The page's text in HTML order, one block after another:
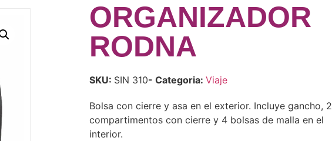
ORGANIZADOR
RODNA
SKU: SIN 310- Categoria: Viaje
Bolsa con cierre y asa en el exterior. Incluye gancho, 2
compartimentos con cierre y 4 bolsas de malla en el
interior.